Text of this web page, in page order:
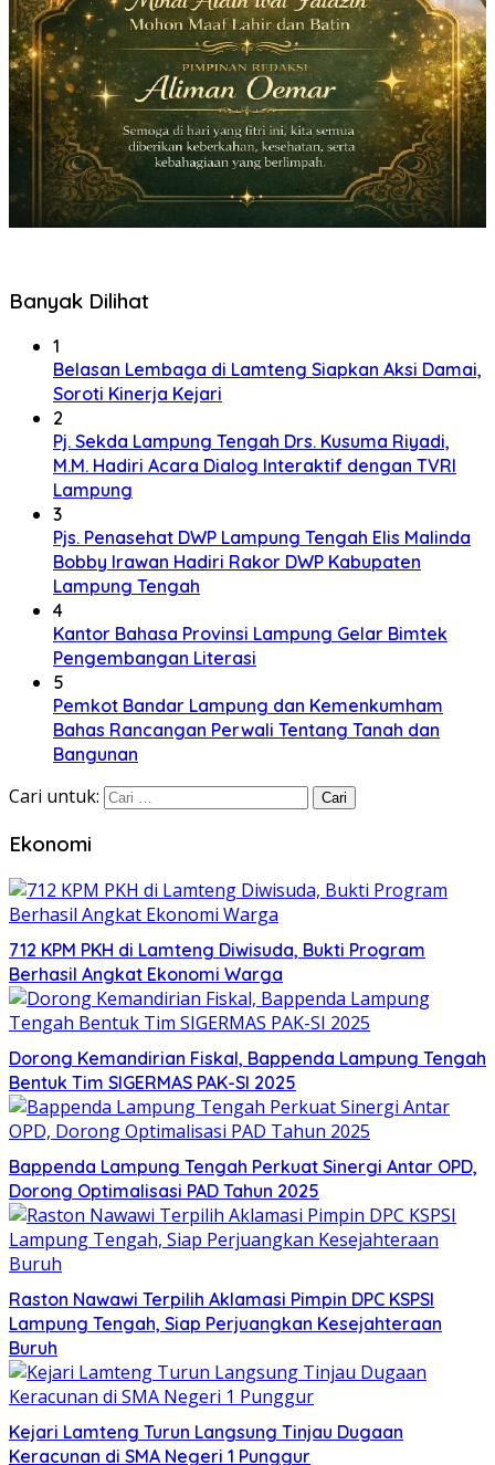
Banyak Dilihat
1
Belasan Lembaga di Lamteng Siapkan Aksi Damai,
Soroti Kinerja Kejari
2
Pj. Sekda Lampung Tengah Drs. Kusuma Riyadi,
M.M. Hadiri Acara Dialog Interaktif dengan TVRI
Lampung
3
Pjs. Penasehat DWP Lampung Tengah Elis Malinda
Bobby Irawan Hadiri Rakor DWP Kabupaten
Lampung Tengah
4
Kantor Bahasa Provinsi Lampung Gelar Bimtek
Pengembangan Literasi
5
Pemkot Bandar Lampung dan Kemenkumham
Bahas Rancangan Perwali Tentang Tanah dan
Bangunan
Cari untuk:
Ekonomi
712 KPM PKH di Lamteng Diwisuda, Bukti Program
Berhasil Angkat Ekonomi Warga
Dorong Kemandirian Fiskal, Bappenda Lampung Tengah
Bentuk Tim SIGERMAS PAK-SI 2025
Bappenda Lampung Tengah Perkuat Sinergi Antar OPD,
Dorong Optimalisasi PAD Tahun 2025
Raston Nawawi Terpilih Aklamasi Pimpin DPC KSPSI
Lampung Tengah, Siap Perjuangkan Kesejahteraan
Buruh
Kejari Lamteng Turun Langsung Tinjau Dugaan
Keracunan di SMA Negeri 1 Punggur